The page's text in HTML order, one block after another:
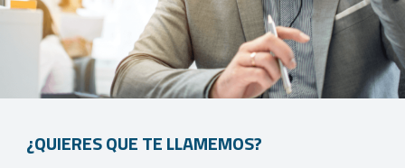
¿QUIERES QUE TE LLAMEMOS?